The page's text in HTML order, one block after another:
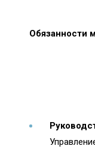
Обязанности